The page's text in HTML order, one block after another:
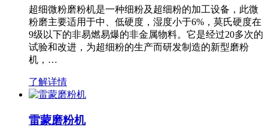
超细微粉磨粉机是一种细粉及超细粉的加工设备，此微
粉磨主要适用于中、低硬度，湿度小于6%，莫氏硬度在
9级以下的非易燃易爆的非金属物料。它是经过20多次的
试验和改进，为超细粉的生产而研发制造的新型磨粉
机，…
了解详情
雷蒙磨粉机